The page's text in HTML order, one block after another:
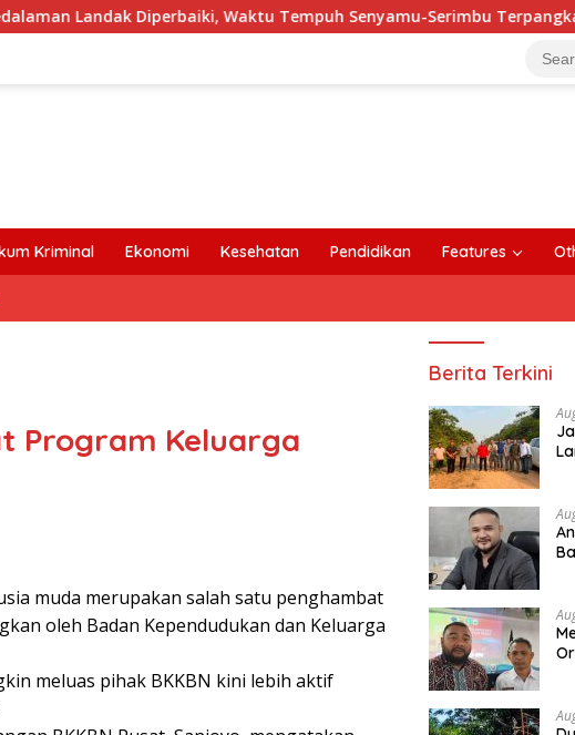
Diperbaiki, Waktu Tempuh Senyamu-Serimbu Terpangkas dari 2
Kriminal Ekonomi Kesehatan Pendidikan Features
Program Keluarga
muda merupakan salah satu penghambat
oleh Badan Kependudukan dan Keluarga
meluas pihak BKKBN kini lebih aktif
Berita Terkini